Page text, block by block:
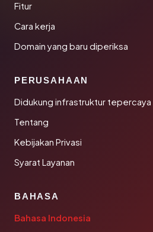
Fitur
Cara kerja
Domain yang baru diperiksa
PERUSAHAAN
Didukung infrastruktur tepercaya
Tentang
Kebijakan Privasi
Syarat Layanan
BAHASA
Bahasa Indonesia